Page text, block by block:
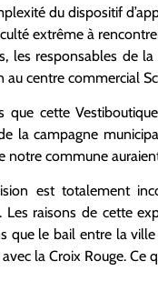
du dispositif
extrême à
les responsables de
au centre commercial
que cette
la campagne
notre commune
est totalement
Les raisons de cette
que le bail entre la
la Croix Rouge. Ce